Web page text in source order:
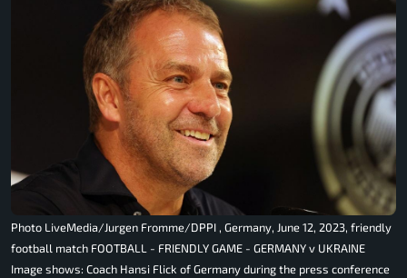
Photo LiveMedia/Jurgen Fromme/DPPI , Germany, June 12, 2023, friendly
football match FOOTBALL - FRIENDLY GAME - GERMANY v UKRAINE
Image shows: Coach Hansi Flick of Germany during the press conference